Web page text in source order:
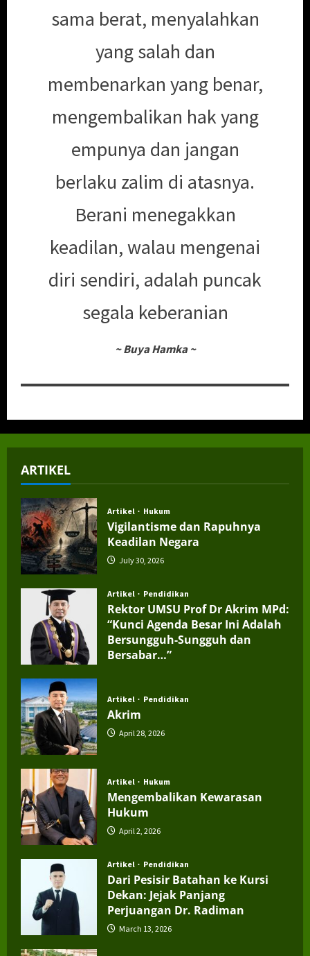
sama berat, menyalahkan
yang salah dan
membenarkan yang benar,
mengembalikan hak yang
empunya dan jangan
berlaku zalim di atasnya.
Berani menegakkan
keadilan, walau mengenai
diri sendiri, adalah puncak
segala keberanian
~ Buya Hamka ~
ARTIKEL
Artikel Hukum
Vigilantisme dan Rapuhnya
Keadilan Negara
July 30, 2026
Artikel Pendidikan
Rektor UMSU Prof Dr Akrim MPd:
“Kunci Agenda Besar Ini Adalah
Bersungguh-Sungguh dan
Bersabar…”
Artikel Pendidikan
Akrim
April 28, 2026
Artikel Hukum
Mengembalikan Kewarasan
Hukum
April 2, 2026
Artikel Pendidikan
Dari Pesisir Batahan ke Kursi
Dekan: Jejak Panjang
Perjuangan Dr. Radiman
March 13, 2026